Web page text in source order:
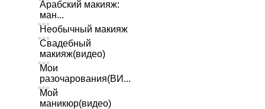
Арабский макияж:
ман...
Необычный макияж
Свадебный
макияж(видео)
Мои
разочарования(ВИ...
Мой
маникюр(видео)